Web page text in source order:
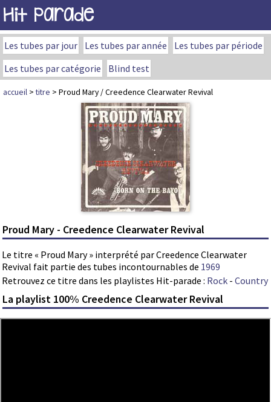
Hit Parade
Les tubes par jour Les tubes par année
Les tubes par période
Les tubes par catégorie
Blind test
accueil >titre > Proud Mary / Creedence Clearwater Revival
Proud Mary - Creedence Clearwater Revival
Le titre « Proud Mary » interprété par Creedence Clearwater
Revival fait partie des tubes incontournables de 1969
Retrouvez ce titre dans les playlistes Hit-parade : Rock - Country
La playlist 100% Creedence Clearwater Revival